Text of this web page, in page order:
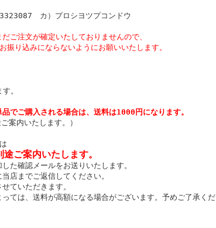
カ）プロシヨツプコンドウ
ご注文が確定いたしておりませんので、
り込みにならないようにお願いいたします。
。
でご購入される場合は、送料は1000円になります。
案内いたします。）
ご案内いたします。
た確認メールをお送りいたします。
店までご返信してください。
ていただきます。
ては、送料が高額になる場合がございます。予めご了承くだ